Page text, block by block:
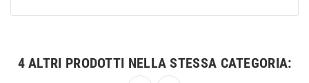
4 ALTRI PRODOTTI NELLA STESSA CATEGORIA: